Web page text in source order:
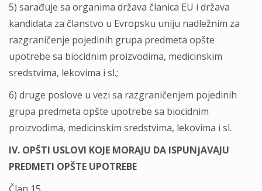
5) sarađuje sa organima država članica EU i država
kandidata za članstvo u Evropsku uniju nadležnim za
razgraničenje pojedinih grupa predmeta opšte
upotrebe sa biocidnim proizvodima, medicinskim
sredstvima, lekovima i sl.;
6) druge poslove u vezi sa razgraničenjem pojedinih
grupa predmeta opšte upotrebe sa biocidnim
proizvodima, medicinskim sredstvima, lekovima i sl.
IV. OPŠTI USLOVI KOJE MORAJU DA ISPUNјAVAJU
PREDMETI OPŠTE UPOTREBE